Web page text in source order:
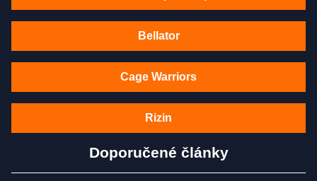
Bellator
Cage Warriors
Rizin
Doporučené články